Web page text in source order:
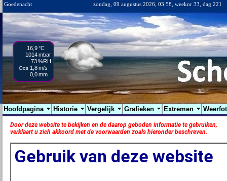
Goedenacht zondag, 09 augustus 2026, 03:58, weeknr 33, dag 221
16,9°C
1014mbar
73%RH
Oos 1,8m/s
0,0mm
Hoofdpagina Historie Vergelijk Grafieken Extremen
Door deze website te bekijken en de daarop geboden informatie te gebruiken,
verklaart u zich akkoord met de voorwaarden zoals hieronder beschreven.
Gebruik van deze website